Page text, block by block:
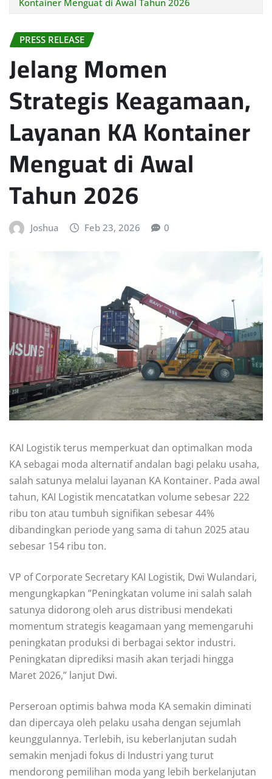
Kontainer Menguat di Awal Tahun 2026
PRESS RELEASE
Jelang Momen
Strategis Keagamaan,
Layanan KA Kontainer
Menguat di Awal
Tahun 2026
Joshua Feb 23, 2026 0
KAI Logistik terus memperkuat dan optimalkan moda
KA sebagai moda alternatif andalan bagi pelaku usaha,
salah satunya melalui layanan KA Kontainer. Pada awal
tahun, KAI Logistik mencatatkan volume sebesar 222
ribu ton atau tumbuh signifikan sebesar 44%
dibandingkan periode yang sama di tahun 2025 atau
sebesar 154 ribu ton.
VP of Corporate Secretary KAI Logistik, Dwi Wulandari,
mengungkapkan ”Peningkatan volume ini salah salah
satunya didorong oleh arus distribusi mendekati
momentum strategis keagamaan yang memengaruhi
peningkatan produksi di berbagai sektor industri.
Peningkatan diprediksi masih akan terjadi hingga
Maret 2026,” lanjut Dwi.
Perseroan optimis bahwa moda KA semakin diminati
dan dipercaya oleh pelaku usaha dengan sejumlah
keunggulannya. Terlebih, isu keberlanjutan sudah
semakin menjadi fokus di Industri yang turut
mendorong pemilihan moda yang lebih berkelanjutan